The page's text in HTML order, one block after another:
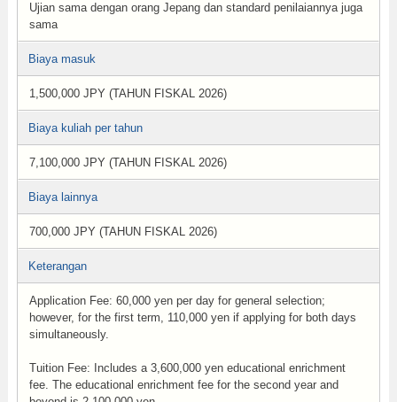
Ujian sama dengan orang Jepang dan standard penilaiannya juga
sama
Biaya masuk
1,500,000 JPY (TAHUN FISKAL 2026)
Biaya kuliah per tahun
7,100,000 JPY (TAHUN FISKAL 2026)
Biaya lainnya
700,000 JPY (TAHUN FISKAL 2026)
Keterangan
Application Fee: 60,000 yen per day for general selection;
however, for the first term, 110,000 yen if applying for both days
simultaneously.
Tuition Fee: Includes a 3,600,000 yen educational enrichment
fee. The educational enrichment fee for the second year and